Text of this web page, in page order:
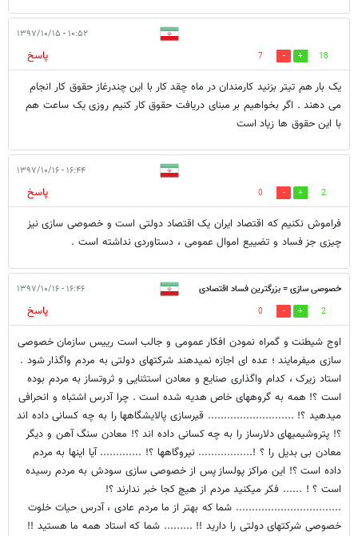
۱۰:۵۲ - ۱۳۹۷/۱۰/۱۵
18
7
پاسخ
یک بار هم تیتر بزنید کارمندان در ماه چقد کار با این چندرغاز حقوق کار انجام
می دهند . اگر بخواهیم بر مبنای دریافت حقوق کار کنیم روزی یک ساعت هم
با این حقوق ها زیاد است
۱۶:۴۴ - ۱۳۹۷/۱۰/۱۶
2
0
پاسخ
فراموش نکنیم که اقتصاد ایران یک اقتصاد دولتی است و خصوصی سازی نیز
چیزی جز فساد و تضییع اموال عمومی ، دستاوردی نداشته است .
خصوصی سازی = بزرگترین فساد اقتصادی
کشور
۱۶:۴۶ - ۱۳۹۷/۱۰/۱۶
2
0
پاسخ
اوج شیطنت و گمراه نمودن افکار عمومی و جالب است رییس سازمان خصوصی
سازی میفرمایند ؛ عده ای اجازه نمیدهند شرکتهای دولتی به مردم واگذار شود .
استاد زیرک ، کدام واگذاری صنایع و معادن استثنایی و ثروتساز به مردم بوده
است ؟! همه به گروههای خاص هدیه شده است . چرا آدرس اشتباه و انحرافی
میدهید ؟! ........................... قیرسازی پالایشگاهها را به چه کسانی داده اند
؟! پتروشیمیهای دلارساز را به چه کسانی داده اند ؟! معادن سنگ آهن و دیگر
معادن بی بدیل را ؟ !................. نیروگاهها ؟! ............. آیا اینها به مردم
داده است ؟! این مراکز پولساز پس از خصوصی سازی سودش به مردم رسیده
است ؟ ! ...... فکر میکنید مردم از هیچ کجا خبر ندارند ؟!
................................. شما که بهتر از ما مردم عادی ، آدرس حیات خلوت
خصوصی شرکتهای دولتی را دارید !! ......... شما که استاد همه ما هستید !!